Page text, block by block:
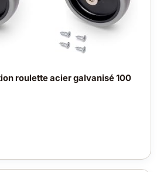
roulette acier galvanisé 100